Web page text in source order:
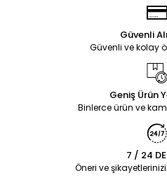
Güvenli
Güvenli ve kolay
Geniş Ürün
Binlerce ürün ve
7 / 24
Öneri ve